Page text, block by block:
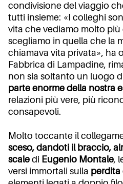
condivisione del viaggio
tutti insieme: «I colleghi
vita che vediamo molto
scegliamo in quella che la
chiamava vita privata», ha
Fabbrica di Lampadine,
non sia soltanto un luogo
parte enorme della nostra
relazioni più vere, più
consapevoli.
Molto toccante il
sceso, dandoti il braccio,
scale di Eugenio Montale,
versi immortali sulla perdita